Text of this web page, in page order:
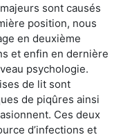
sont causés
position, nous
en deuxième
et enfin en dernière
psychologie.
de lit sont
de piqûres ainsi
Ces deux
d’infections et